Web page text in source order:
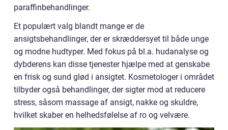
paraffinbehandlinger.
Et populært valg blandt mange er de
ansigtsbehandlinger, der er skræddersyet til både unge
og modne hudtyper. Med fokus på bl.a. hudanalyse og
dybderens kan disse tjenester hjælpe med at genskabe
en frisk og sund glød i ansigtet. Kosmetologer i området
tilbyder også behandlinger, der sigter mod at reducere
stress, såsom massage af ansigt, nakke og skuldre,
hvilket skaber en helhedsfølelse af ro og velvære.